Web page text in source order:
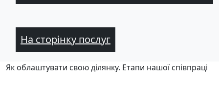
На сторінку послуг
Як облаштувати свою ділянку. Етапи нашої співпраці